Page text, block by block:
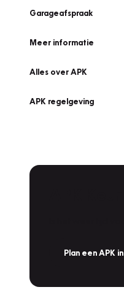
Garageafspraak
Meer informatie
Alles over APK
APK regelgeving
Plan een APK in